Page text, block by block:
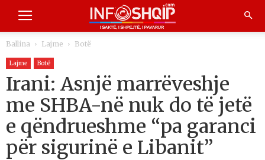
Ballina Lajme Botë
Lajme Botë
Irani: Asnjë marrëveshje
me SHBA-në nuk do të jetë
e qëndrueshme “pa garanci
për sigurinë e Libanit”